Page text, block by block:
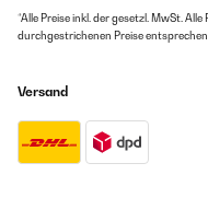
*Alle Preise inkl. der gesetzl. MwSt.
durchgestrichenen Preise
Versand